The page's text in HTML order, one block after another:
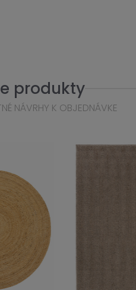
produkty
NÁVRHY K OBJEDNÁVKE